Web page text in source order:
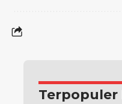
Terpopuler